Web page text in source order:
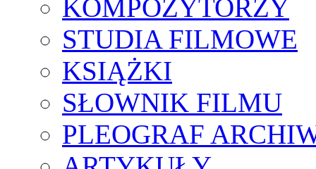
KOMPOZYTORZY
STUDIA FILMOWE
KSIĄŻKI
SŁOWNIK FILMU
PLEOGRAF